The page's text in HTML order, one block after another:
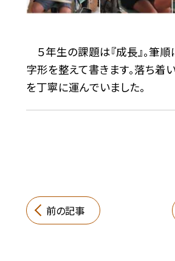
５年生の課題は『成長』。筆順
字形を整えて書きます。落ち着
を丁寧に運んでいました。
前の記事